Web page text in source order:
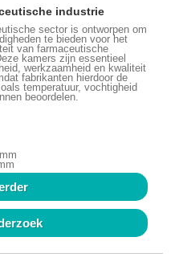
industrie
sector is ontworpen om
te bieden voor het
van farmaceutische
kamers zijn essentieel
werkzaamheid en kwaliteit
fabrikanten hierdoor de
temperatuur, vochtigheid
beoordelen.